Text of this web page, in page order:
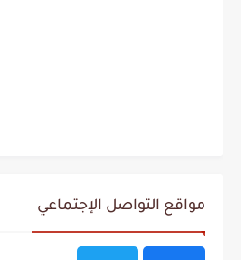
مواقع التواصل الإجتماعي